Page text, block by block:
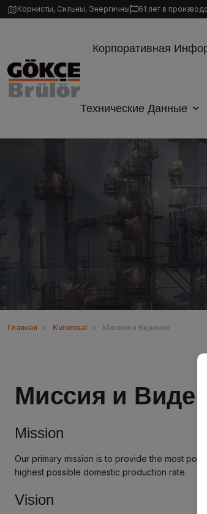
Корнисты, Сильны, Энергичны 61 лет в
Корпоративная
Технические Данные
Главная Kurumsal Миссия и Видение
Миссия и
Mission
Our primary mission is to provide the most
highest possible domestic production rate.
Vision